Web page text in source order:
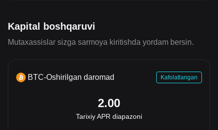
Kapital boshqaruvi
Mutaxassislar sizga sarmoya kiritishda yordam bersin.
BTC-Oshirilgan daromad Kafolatlangan
2.00
Tarixiy APR diapazoni